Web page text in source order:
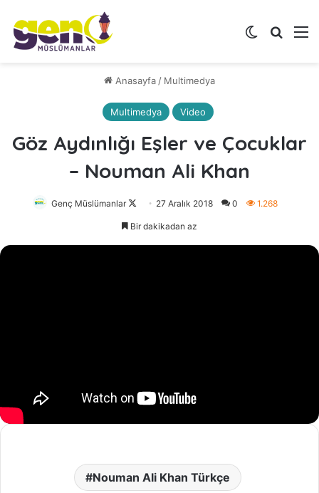
Dış
Anasayfa / Multimedya
Multimedya Video
Göz Aydınlığı Eşler ve Çocuklar
– Nouman Ali Khan
Genç Müslümanlar
Follow
on
27 Aralık 2018 0 1.268
Bir dakikadan az
Nouman Ali Khan Türkçe